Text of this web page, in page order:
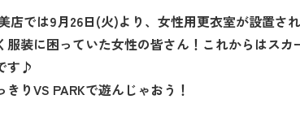
店では9月26日(火)より、女性用更衣室が設置さ
装に困っていた女性の皆さん！これからはス
す♪
りVS PARKで遊んじゃおう！